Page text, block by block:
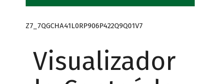
Z7_7QGCHA41L0RP906P422Q9Q01V7
Visualizador